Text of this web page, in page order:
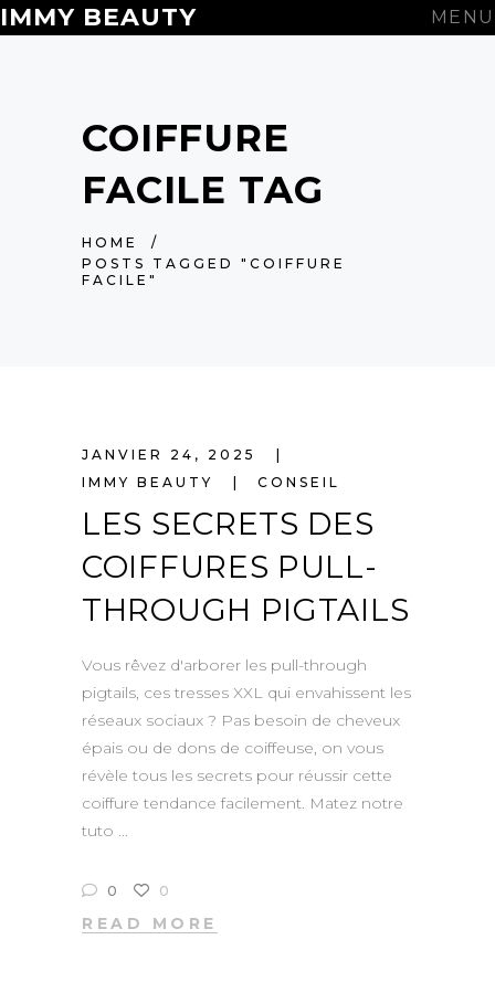
IMMY BEAUTY MENU
COIFFURE
FACILE TAG
HOME
/
POSTS TAGGED "COIFFURE
FACILE"
JANVIER 24, 2025
IMMY BEAUTY
CONSEIL
LES SECRETS DES
COIFFURES PULL-
THROUGH PIGTAILS
Vous rêvez d'arborer les pull-through
pigtails, ces tresses XXL qui envahissent les
réseaux sociaux ? Pas besoin de cheveux
épais ou de dons de coiffeuse, on vous
révèle tous les secrets pour réussir cette
coiffure tendance facilement. Matez notre
tuto
0 0
READ MORE